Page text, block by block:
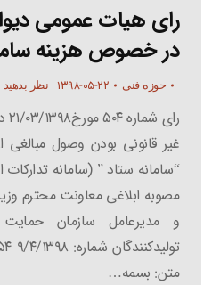
رای هیات عمومی
در خصوص هزینه
حوزه فنی ۱۳۹۸-۰۵-۲۲ نظر بدهید
غیر قانونی بودن وصول مبالغی
“سامانه ستاد ” (سامانه
مصوبه ابلاغی معاونت محترم
و مدیرعامل سازمان
متن: بسمه…